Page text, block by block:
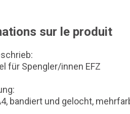
sur le produit
für Spengler/innen EFZ
bandiert und gelocht,